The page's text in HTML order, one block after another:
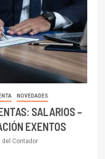
NOVEDADES
SALARIOS –
EXENTOS
del Contador